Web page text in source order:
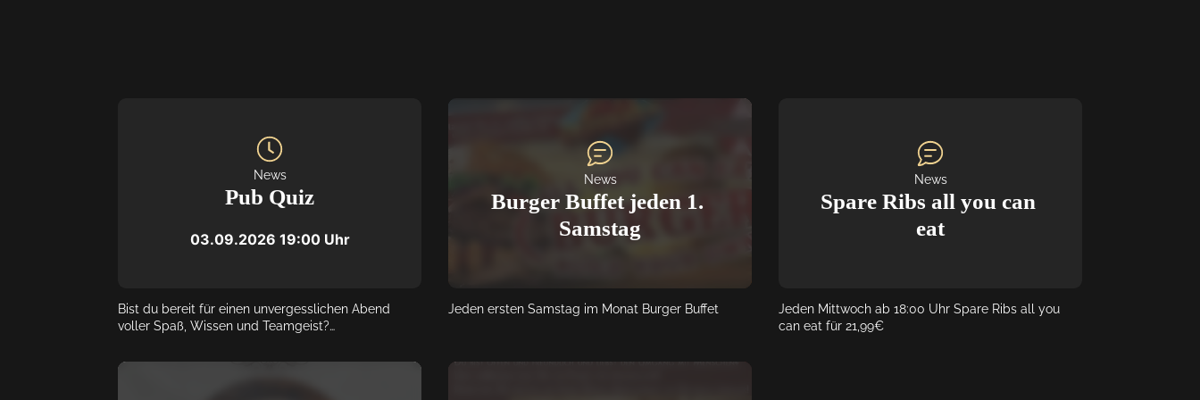
News
Pub Quiz
03.09.2026 19:00 Uhr
Bist du bereit für einen unvergesslichen Abend
voller Spaß, Wissen und Teamgeist?
eine aufregende Quizarena! Schnapp dir deine
News
Burger Buffet jeden 1.
Samstag
Jeden ersten Samstag im Monat Burger Buffet
News
Spare Ribs all you can
eat
Jeden Mittwoch ab 18:00 Uhr Spare Ribs all you
can eat für 21,99€